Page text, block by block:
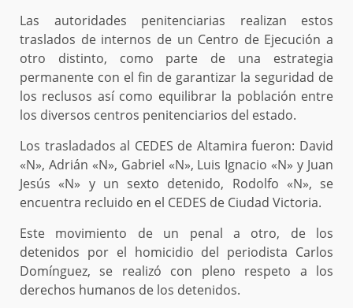
Las autoridades penitenciarias realizan estos
traslados de internos de un Centro de Ejecución a
otro distinto, como parte de una estrategia
permanente con el fin de garantizar la seguridad de
los reclusos así como equilibrar la población entre
los diversos centros penitenciarios del estado.
Los trasladados al CEDES de Altamira fueron: David
«N», Adrián «N», Gabriel «N», Luis Ignacio «N» y Juan
Jesús «N» y un sexto detenido, Rodolfo «N», se
encuentra recluido en el CEDES de Ciudad Victoria.
Este movimiento de un penal a otro, de los
detenidos por el homicidio del periodista Carlos
Domínguez, se realizó con pleno respeto a los
derechos humanos de los detenidos.